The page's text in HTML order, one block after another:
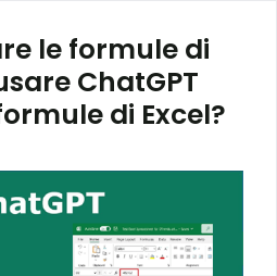
le formule di
ChatGPT
di Excel?